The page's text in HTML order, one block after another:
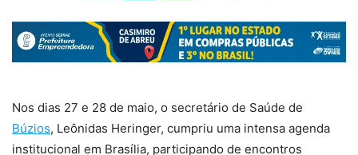
Nos dias 27 e 28 de maio, o secretário de Saúde de
Búzios, Leônidas Heringer, cumpriu uma intensa agenda
institucional em Brasília, participando de encontros